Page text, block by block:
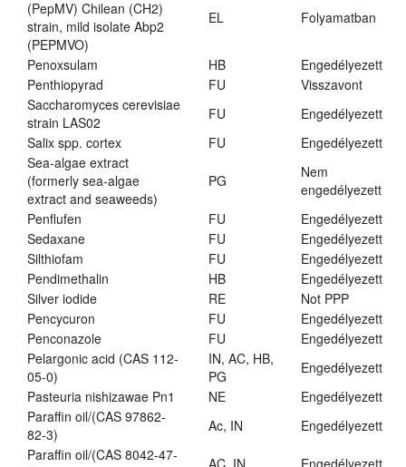
(PepMV) Chilean (CH2)
strain, mild isolate Abp2
(PEPMVO)
EL Folyamatban
Penoxsulam HB
Engedélyezett
Penthiopyrad
FU
Visszavont
Saccharomyces cerevisiae
strain LAS02
FU
Engedélyezett
Salix spp. cortex
FU
Engedélyezett
Sea-algae extract
(formerly sea-algae
extract and seaweeds)
PG
Nem
engedélyezett
Penflufen
FU
Engedélyezett
Sedaxane
FU
Engedélyezett
Silthiofam
FU
Engedélyezett
Pendimethalin
HB
Engedélyezett
Silver iodide
RE
Not PPP
Pencycuron
FU
Engedélyezett
Penconazole
FU
Engedélyezett
Pelargonic acid (CAS 112-
05-0)
IN, AC, HB,
PG
Engedélyezett
Pasteuria nishizawae Pn1
NE
Engedélyezett
Paraffin oil/(CAS 97862-
82-3)
Ac, IN
Engedélyezett
Paraffin oil/(CAS 8042-47-